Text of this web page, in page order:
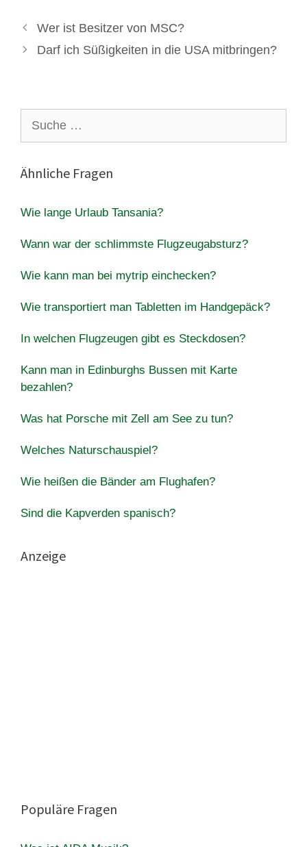
Wer ist Besitzer von MSC?
Darf ich Süßigkeiten in die USA mitbringen?
nach:
Ähnliche Fragen
Wie lange Urlaub Tansania?
Wann war der schlimmste Flugzeugabsturz?
Wie kann man bei mytrip einchecken?
Wie transportiert man Tabletten im Handgepäck?
In welchen Flugzeugen gibt es Steckdosen?
Kann man in Edinburghs Bussen mit Karte
bezahlen?
Was hat Porsche mit Zell am See zu tun?
Welches Naturschauspiel?
Wie heißen die Bänder am Flughafen?
Sind die Kapverden spanisch?
Anzeige
Populäre Fragen